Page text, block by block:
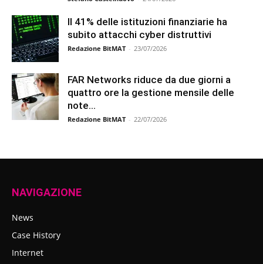
Il 41% delle istituzioni finanziarie ha
subito attacchi cyber distruttivi
Redazione BitMAT - 23/07/2026
FAR Networks riduce da due giorni a
quattro ore la gestione mensile delle
note...
Redazione BitMAT - 22/07/2026
NAVIGAZIONE
News
Case History
Internet